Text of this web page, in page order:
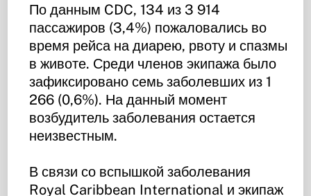
По данным CDC, 134 из 3 914
пассажиров (3,4%) пожаловались во
время рейса на диарею, рвоту и спазмы
в животе. Среди членов экипажа было
зафиксировано семь заболевших из 1
266 (0,6%). На данный момент
возбудитель заболевания остается
неизвестным.
В связи со вспышкой заболевания
Royal Caribbean International и экипаж